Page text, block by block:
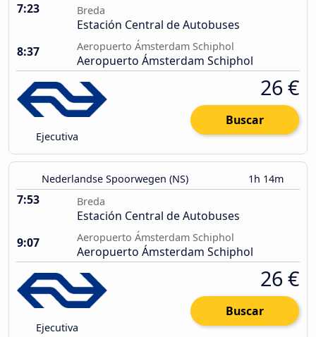
7:23 Breda
Estación Central de Autobuses
8:37
Aeropuerto Ámsterdam Schiphol
Aeropuerto Ámsterdam Schiphol
Ejecutiva
26 €
Buscar
Nederlandse Spoorwegen (NS) 1h 14m
7:53 Breda
Estación Central de Autobuses
9:07
Aeropuerto Ámsterdam Schiphol
Aeropuerto Ámsterdam Schiphol
Ejecutiva
26 €
Buscar